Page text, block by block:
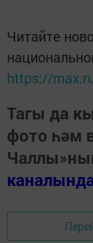
Читайте
https://
Тагы да
фото һәм